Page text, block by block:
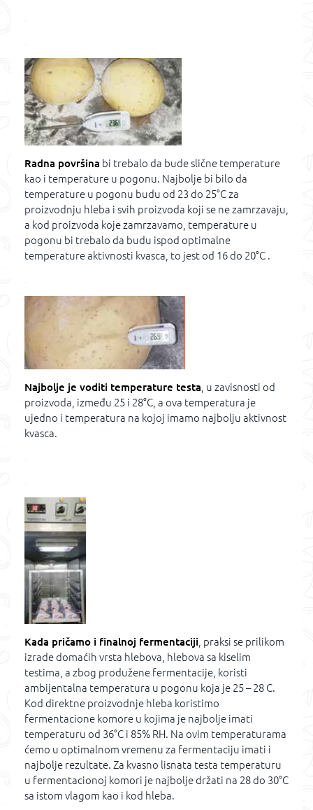
Radna površina bi trebalo da bude slične temperature
kao i temperature u pogonu. Najbolje bi bilo da
temperature u pogonu budu od 23 do 25°C za
proizvodnju hleba i svih proizvoda koji se ne zamrzavaju,
a kod proizvoda koje zamrzavamo, temperature u
pogonu bi trebalo da budu ispod optimalne
temperature aktivnosti kvasca, to jest od 16 do 20°C .
Najbolje je voditi temperature testa , u zavisnosti od
proizvoda, između 25 i 28°C, a ova temperatura je
ujedno i temperatura na kojoj imamo najbolju aktivnost
kvasca.
Kada pričamo i finalnoj fermentaciji , praksi se prilikom
izrade domaćih vrsta hlebova, hlebova sa kiselim
testima, a zbog produžene fermentacije, koristi
ambijentalna temperatura u pogonu koja je 25 – 28 C.
Kod direktne proizvodnje hleba koristimo
fermentacione komore u kojima je najbolje imati
temperaturu od 36°C i 85% RH. Na ovim temperaturama
ćemo u optimalnom vremenu za fermentaciju imati i
najbolje rezultate. Za kvasno lisnata testa temperaturu
u fermentacionoj komori je najbolje držati na 28 do 30°C
sa istom vlagom kao i kod hleba.